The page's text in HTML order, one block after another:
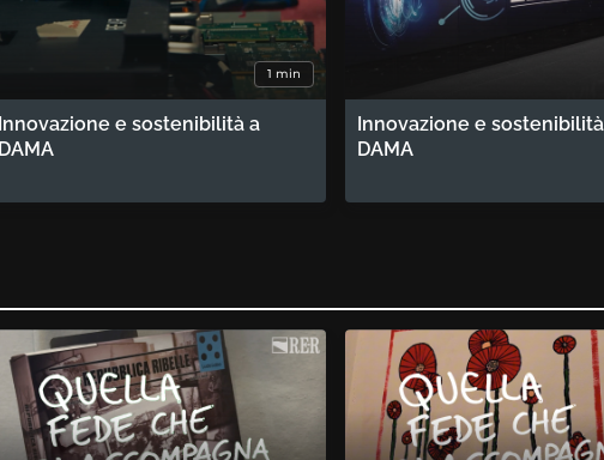
1 min
Innovazione e sostenibilità a
DAMA
Innovazione e
DAMA